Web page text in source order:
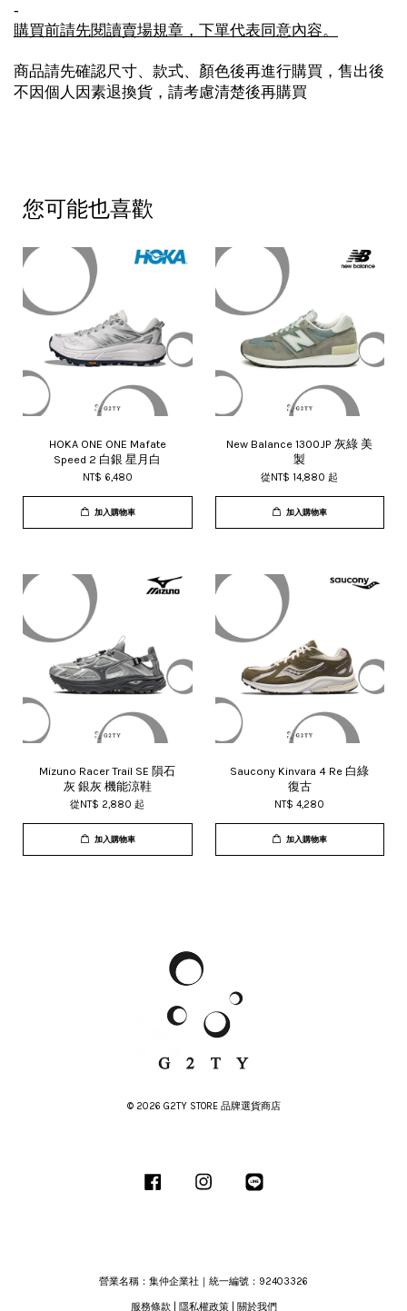
-
購買前請先閱讀賣場規章，下單代表同意內容。
商品請先確認尺寸、款式、顏色後再進行購買，售出後
不因個人因素退換貨，請考慮清楚後再購買
您可能也喜歡
HOKA ONE ONE Mafate
Speed 2 白銀 星月白
NT$ 6,480
加入購物車
New Balance 1300JP 灰綠 美
製
從NT$ 14,880起
加入購物車
Mizuno Racer Trail SE 隕石
灰 銀灰 機能涼鞋
從NT$ 2,880起
加入購物車
Saucony Kinvara 4 Re 白綠
復古
NT$ 4,280
加入購物車
© 2026 G2TY STORE 品牌選貨商店
Facebook Instagram
營業名稱：集仲企業社｜統一編號：92403326
服務條款 隱私權政策| 關於我們